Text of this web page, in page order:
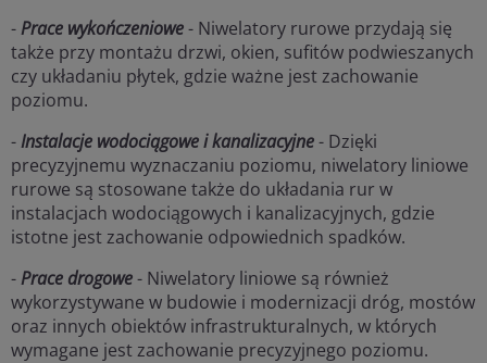
-Prace wykończeniowe- Niwelatory rurowe przydają się
także przy montażu drzwi, okien, sufitów podwieszanych
czy układaniu płytek, gdzie ważne jest zachowanie
poziomu.
-Instalacje wodociągowe i kanalizacyjne- Dzięki
precyzyjnemu wyznaczaniu poziomu, niwelatory liniowe
rurowe są stosowane także do układania rur w
instalacjach wodociągowych i kanalizacyjnych, gdzie
istotne jest zachowanie odpowiednich spadków.
-Prace drogowe- Niwelatory liniowe są również
wykorzystywane w budowie i modernizacji dróg, mostów
oraz innych obiektów infrastrukturalnych, w których
wymagane jest zachowanie precyzyjnego poziomu.